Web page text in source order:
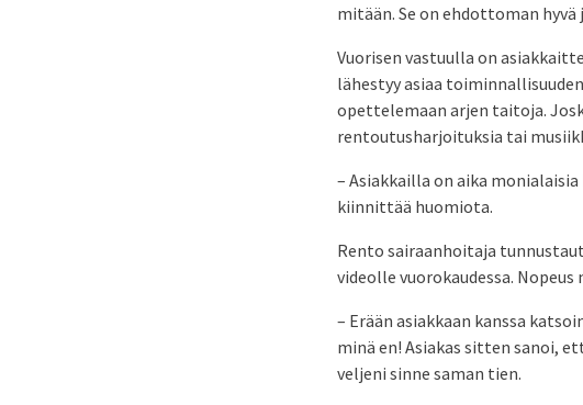
mitään. Se on ehdottoman
Vuorisen vastuulla on
lähestyy asiaa
opettelemaan arjen taitoja.
rentoutusharjoituksia tai
– Asiakkailla on aika
kiinnittää huomiota.
Rento sairaanhoitaja
videolle vuorokaudessa.
– Erään asiakkaan kanssa
minä en! Asiakas sitten sanoi,
veljeni sinne saman tien.